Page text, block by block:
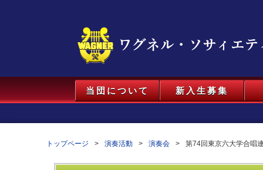
当団について 新入生募集
トップページ 演奏活動 演奏会 第74回東京六大学合唱